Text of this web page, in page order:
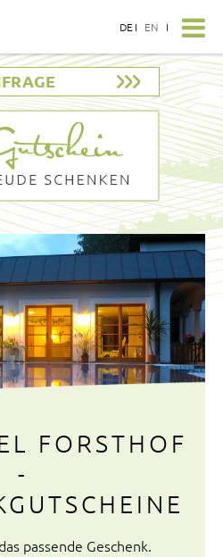
FORSTHOF
-
passende Geschenk.
DE I EN I